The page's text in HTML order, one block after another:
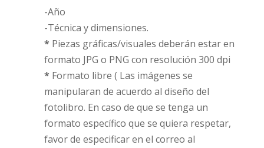
-Año
-Técnica y dimensiones.
*Piezas gráficas/visuales deberán estar en
formato JPG o PNG con resolución 300 dpi
*Formato libre ( Las imágenes se
manipularan de acuerdo al diseño del
fotolibro. En caso de que se tenga un
formato específico que se quiera respetar,
favor de especificar en el correo al